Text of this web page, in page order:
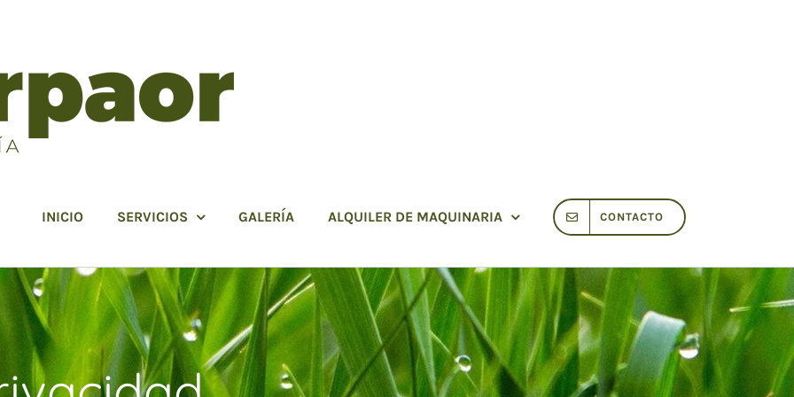
INICIO SERVICIOS GALERÍA ALQUILER DE MAQUINARIA CONTACTO